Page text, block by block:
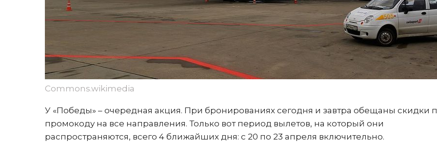
Commons.wikimedia
У «Победы» – очередная акция. При бронированиях сегодня и завтра обещаны скидки
промокоду на все направления. Только вот период вылетов, на который они
распространяются, всего 4 ближайших дня: с 20 по 23 апреля включительно.